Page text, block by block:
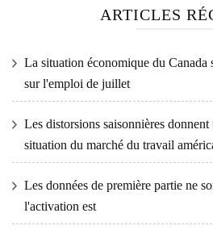
ARTICLES
La situation économique du Canada
sur l'emploi de juillet
Les distorsions saisonnières
situation du marché du travail
Les données de première partie ne
l'activation est